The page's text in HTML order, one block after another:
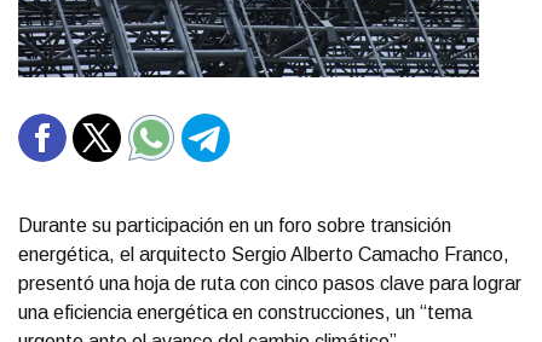
Durante su participación en un foro sobre transición
energética, el arquitecto Sergio Alberto Camacho Franco,
presentó una hoja de ruta con cinco pasos clave para lograr
una eficiencia energética en construcciones, un “tema